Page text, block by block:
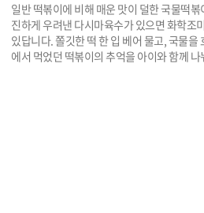
일반 떡볶이에 비해 매운 맛이 덜한 국물떡
진하게 우려낸 다시마육수가 있으면 화학조
있답니다. 쫄깃한 떡 한 입 베어 물고, 국물을
에서 먹었던 떡볶이의 추억을 아이와 함께